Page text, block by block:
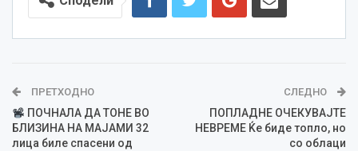
ПРЕТХОДНО
ПОЧНАЛА ДА ТОНЕ ВО
БЛИЗИНА НА МАЈАМИ 32
лица биле спасени од
СЛЕДНО
ПОПЛАДНЕ ОЧЕКУВАЈТЕ
НЕВРЕМЕ Ќе биде топло, но
со облаци